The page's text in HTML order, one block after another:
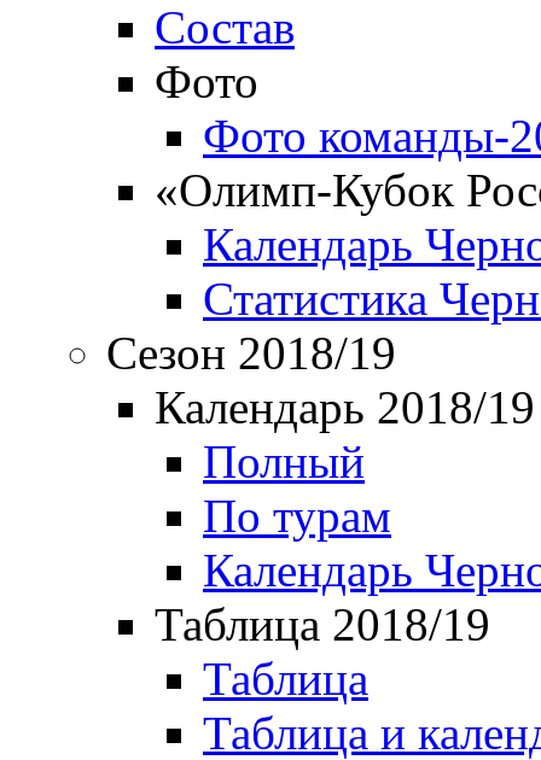
Состав
Фото
Фото команды-
«Олимп-Кубок
Календарь
Статистика
Сезон 2018/19
Календарь 2018/19
Полный
По турам
Календарь
Таблица 2018/19
Таблица
Таблица и